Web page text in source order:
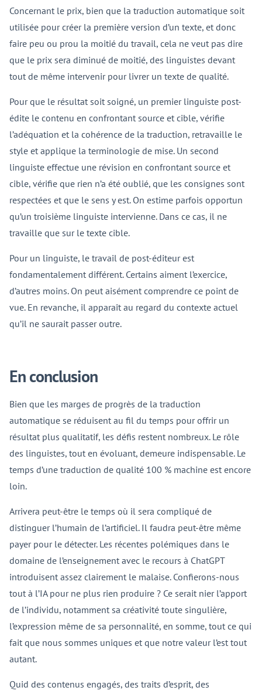
Concernant le prix, bien que la traduction automatique soit
utilisée pour créer la première version d’un texte, et donc
faire peu ou prou la moitié du travail, cela ne veut pas dire
que le prix sera diminué de moitié, des linguistes devant
tout de même intervenir pour livrer un texte de qualité.
Pour que le résultat soit soigné, un premier linguiste post-
édite le contenu en confrontant source et cible, vérifie
l’adéquation et la cohérence de la traduction, retravaille le
style et applique la terminologie de mise. Un second
linguiste effectue une révision en confrontant source et
cible, vérifie que rien n’a été oublié, que les consignes sont
respectées et que le sens y est. On estime parfois opportun
qu’un troisième linguiste intervienne. Dans ce cas, il ne
travaille que sur le texte cible.
Pour un linguiste, le travail de post-éditeur est
fondamentalement différent. Certains aiment l’exercice,
d’autres moins. On peut aisément comprendre ce point de
vue. En revanche, il apparaît au regard du contexte actuel
qu’il ne saurait passer outre.
En conclusion
Bien que les marges de progrès de la traduction
automatique se réduisent au fil du temps pour offrir un
résultat plus qualitatif, les défis restent nombreux. Le rôle
des linguistes, tout en évoluant, demeure indispensable. Le
temps d’une traduction de qualité 100 % machine est encore
loin.
Arrivera peut-être le temps où il sera compliqué de
distinguer l’humain de l’artificiel. Il faudra peut-être même
payer pour le détecter. Les récentes polémiques dans le
domaine de l’enseignement avec le recours à ChatGPT
introduisent assez clairement le malaise. Confierons-nous
tout à l’IA pour ne plus rien produire ? Ce serait nier l’apport
de l’individu, notamment sa créativité toute singulière,
l’expression même de sa personnalité, en somme, tout ce qui
fait que nous sommes uniques et que notre valeur l’est tout
autant.
Quid des contenus engagés, des traits d’esprit, des